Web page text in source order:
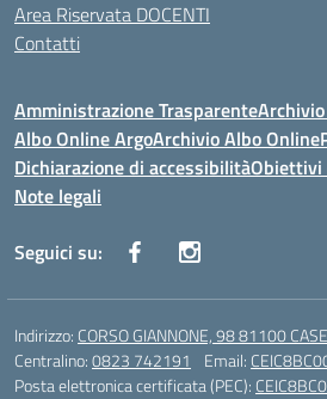
Area Riservata DOCENTI
Contatti
Amministrazione Trasparente
Albo Online ArgoArchivio Albo Online
Dichiarazione di accessibilitàObiettivi
Note legali
Seguici su:
Indirizzo: CORSO GIANNONE, 98 81100
Centralino:0823 742191 Email:
Posta elettronica certificata (PEC):